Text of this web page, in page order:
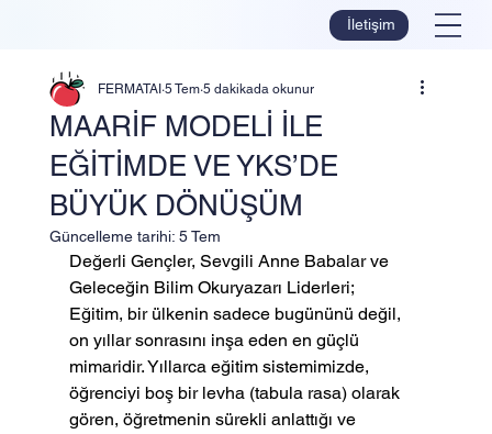
İletişim
MAARİF MODELİ İLE
EĞİTİMDE VE YKS’DE
BÜYÜK DÖNÜŞÜM
FERMATAI 5 Tem 5 dakikada okunur
Güncelleme tarihi: 5 Tem
Değerli Gençler, Sevgili Anne Babalar ve
Geleceğin Bilim Okuryazarı Liderleri;
Eğitim, bir ülkenin sadece bugününü değil,
on yıllar sonrasını inşa eden en güçlü
mimaridir. Yıllarca eğitim sistemimizde,
öğrenciyi boş bir levha (tabula rasa) olarak
gören, öğretmenin sürekli anlattığı ve